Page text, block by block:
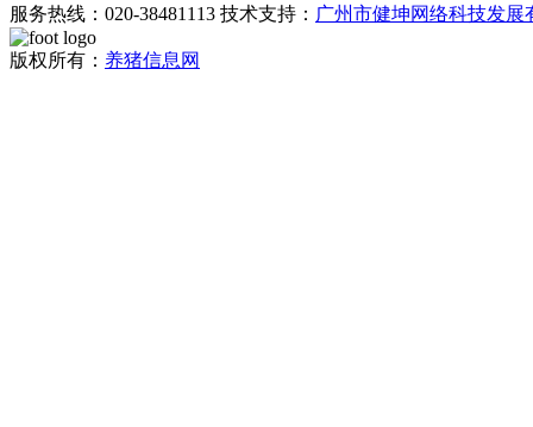
服务热线：020-38481113 技术支持： 广州市健坤网络科技发展
版权所有： 养猪信息网